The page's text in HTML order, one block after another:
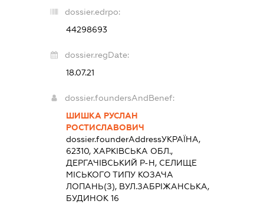
dossier.edrpo:
44298693
dossier.regDate:
18.07.21
dossier.foundersAndBenef:
ШИШКА РУСЛАН
РОСТИСЛАВОВИЧ
dossier.founderAddressУКРАЇНА,
62310, ХАРКІВСЬКА ОБЛ.,
ДЕРГАЧІВСЬКИЙ Р-Н, СЕЛИЩЕ
МІСЬКОГО ТИПУ КОЗАЧА
ЛОПАНЬ(З), ВУЛ.ЗАБРІЖАНСЬКА,
БУДИНОК 16